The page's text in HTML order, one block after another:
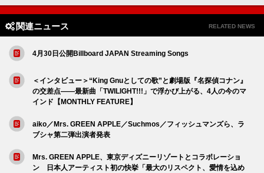
関連ニュース RELATED NEWS
4月30日公開Billboard JAPAN Streaming Songs
＜インタビュー＞“King Gnuとしての歌”と劇場版『名探偵コナン』
の交差点――最新曲「TWILIGHT!!!」で浮かび上がる、4人の今のマ
インド【MONTHLY FEATURE】
aiko／Mrs. GREEN APPLE／Suchmos／フィッシュマンズら、ラ
ブシャ第二弾出演者発表
Mrs. GREEN APPLE、東京ディズニーリゾートとコラボレーショ
ン 日本人アーティスト初の快挙「最大のリスペクト、愛情を込め